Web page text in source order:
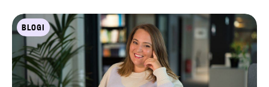
BLOGI